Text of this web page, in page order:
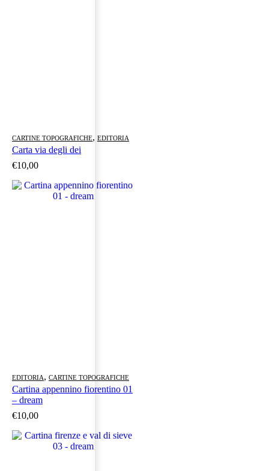
CARTINE TOPOGRAFICHE, EDITORIA
Carta via degli dei
€10,00
EDITORIA, CARTINE TOPOGRAFICHE
Cartina appennino fiorentino 01
– dream
€10,00